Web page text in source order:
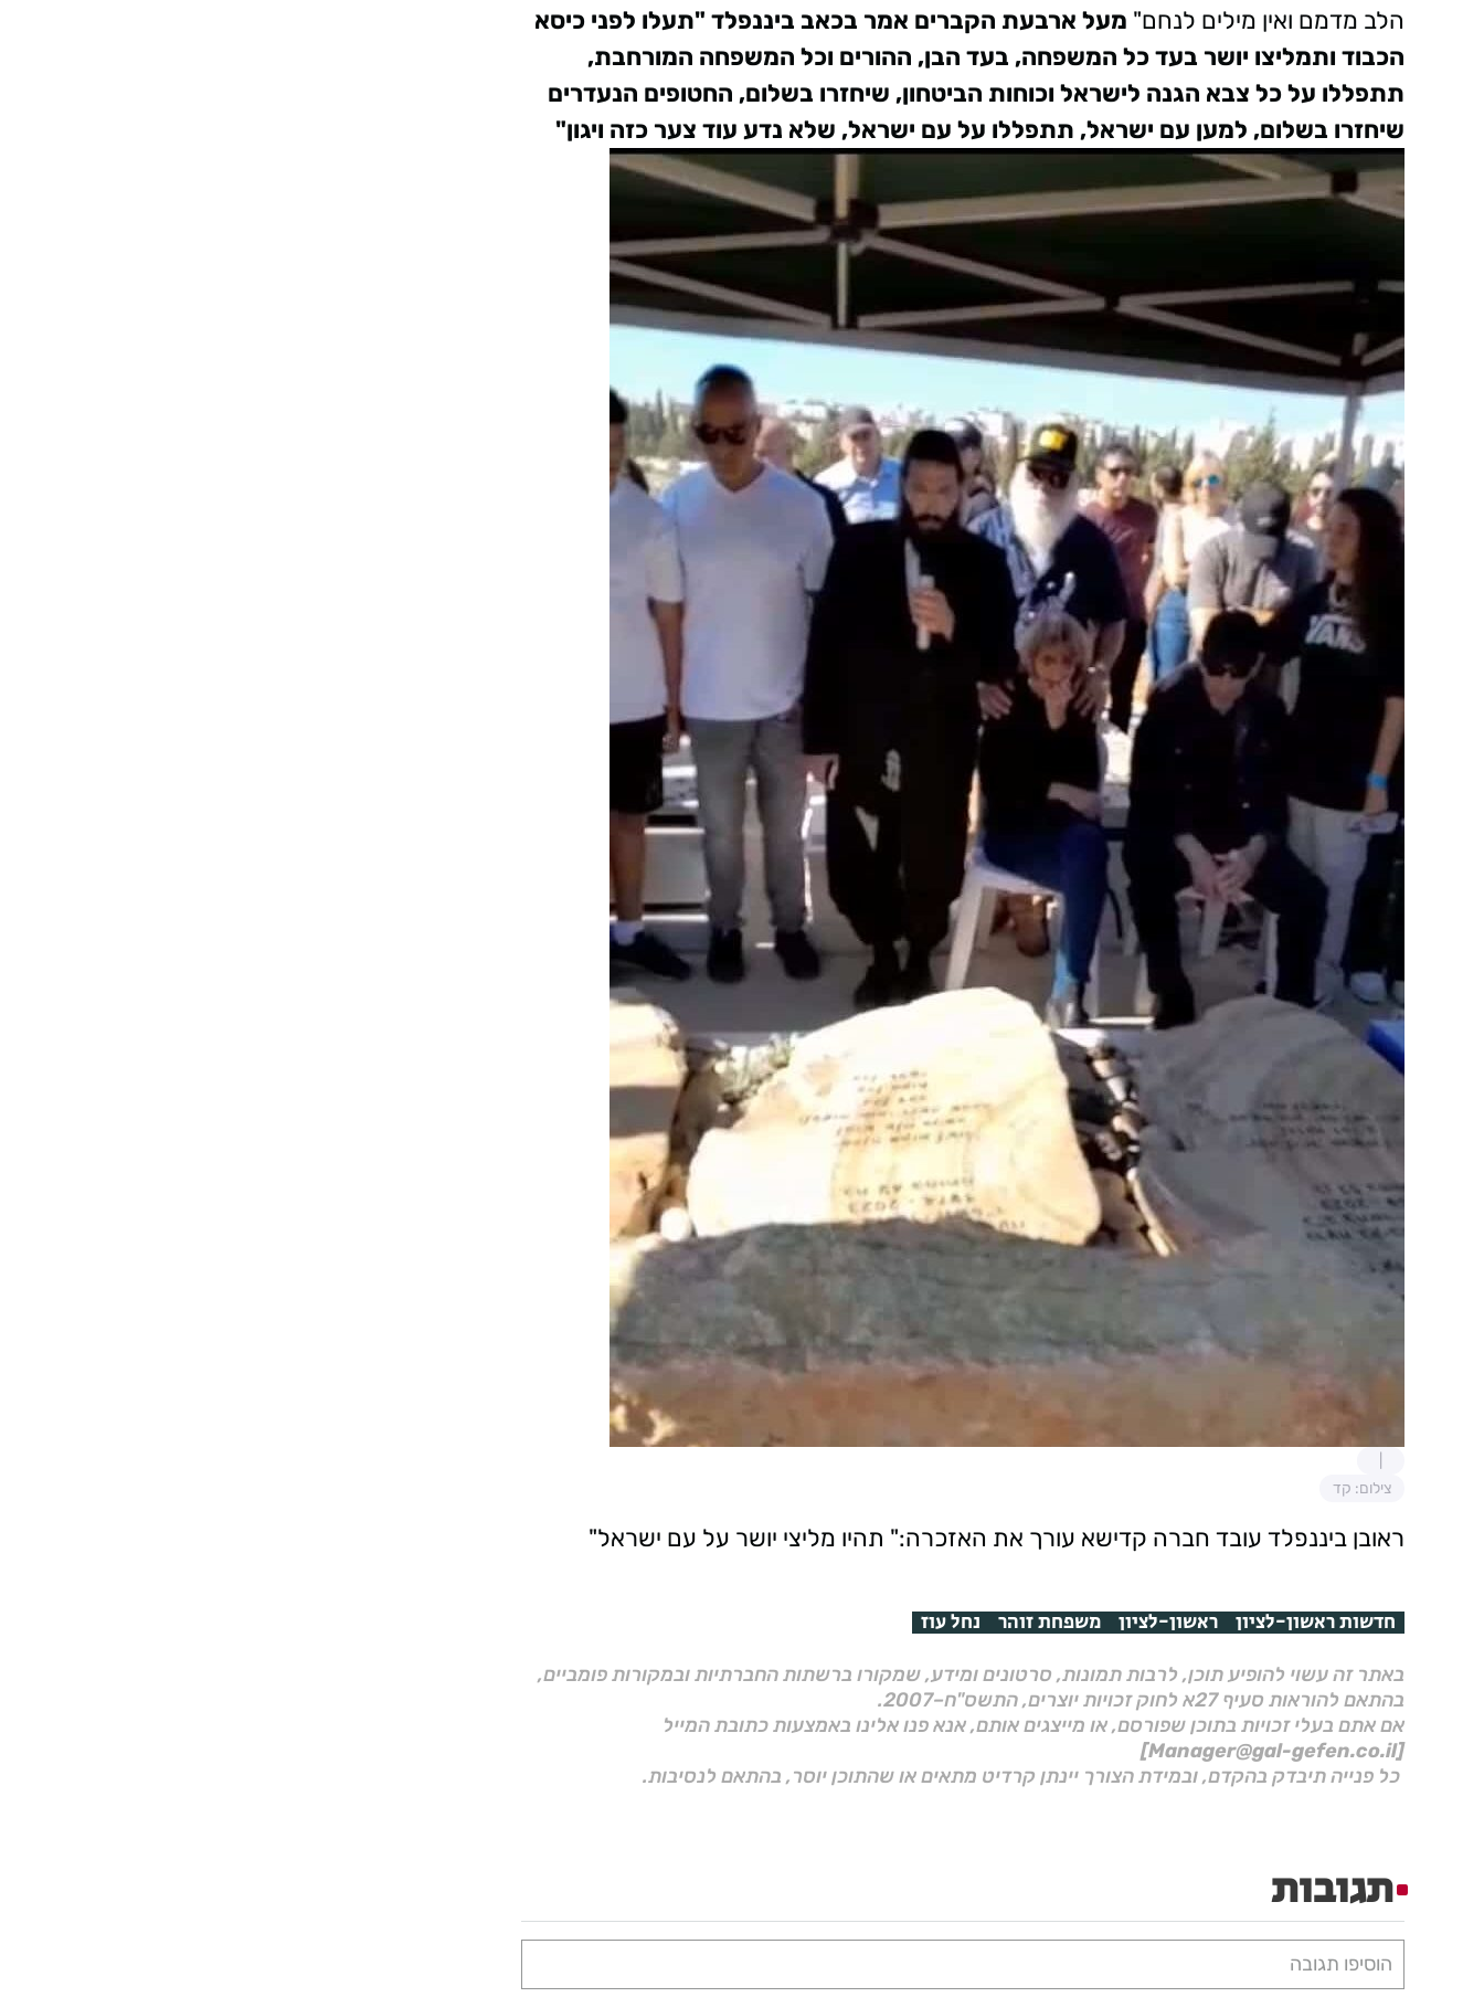
הלב מדמם ואין מילים לנחם" מעל ארבעת הקברים אמר בכאב ביננפלד "תעלו לפני כיסא
הכבוד ותמליצו יושר בעד כל המשפחה, בעד הבן, ההורים וכל המשפחה המורחבת,
תתפללו על כל צבא הגנה לישראל וכוחות הביטחון, שיחזרו בשלום, החטופים הנעדרים
שיחזרו בשלום, למען עם ישראל, תתפללו על עם ישראל, שלא נדע עוד צער כזה ויגון"
צילום: קד
ראובן ביננפלד עובד חברה קדישא עורך את האזכרה:" תהיו מליצי יושר על עם ישראל"
חדשות ראשון-לציון ראשון-לציון משפחת זוהר נחל עוז
באתר זה עשוי להופיע תוכן, לרבות תמונות, סרטונים ומידע, שמקורו ברשתות החברתיות ובמקורות פומביים,
בהתאם להוראות סעיף 27א לחוק זכויות יוצרים, התשס"ח–2007.
אם אתם בעלי זכויות בתוכן שפורסם, או מייצגים אותם, אנא פנו אלינו באמצעות כתובת המייל
[Manager@gal-gefen.co.il]
כל פנייה תיבדק בהקדם, ובמידת הצורך יינתן קרדיט מתאים או שהתוכן יוסר, בהתאם לנסיבות.
תגובות
הוסיפו תגובה